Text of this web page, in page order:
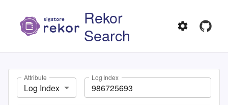
Rekor
Search
Attribute
Log Index
Log Index